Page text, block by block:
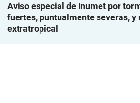
Aviso especial de Inumet por
fuertes, puntualmente severas, y
extratropical